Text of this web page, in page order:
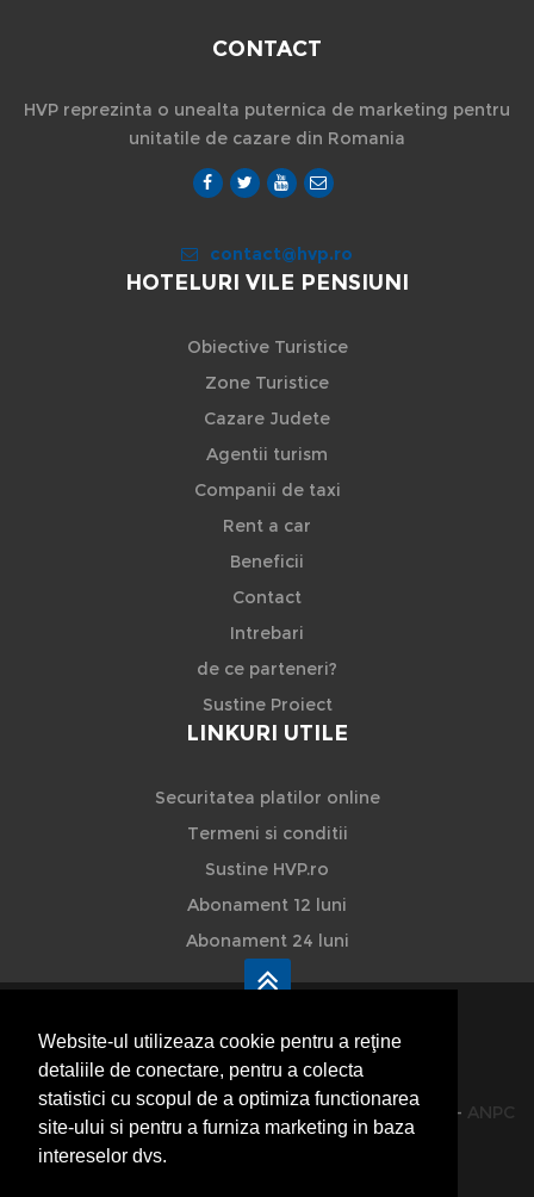
Website-ul utilizeaza cookie pentru a reţine
detaliile de conectare, pentru a colecta
statistici cu scopul de a optimiza functionarea
site-ului si pentru a furniza marketing in baza
intereselor dvs.
CONTACT
HVP reprezinta o unealta puternica de marketing pentru
unitatile de cazare din Romania
contact@hvp.ro
HOTELURI VILE PENSIUNI
Obiective Turistice
Zone Turistice
Cazare Judete
Agentii turism
Companii de taxi
Rent a car
Beneficii
Contact
Intrebari
de ce parteneri?
Sustine Proiect
LINKURI UTILE
Securitatea platilor online
Termeni si conditii
Sustine HVP.ro
Abonament 12 luni
Abonament 24 luni
HVP - Hoteluri Vile Pensiuni
© 2014-2026 Powered byVilonMedia&TekaBility - ANPC
SOL